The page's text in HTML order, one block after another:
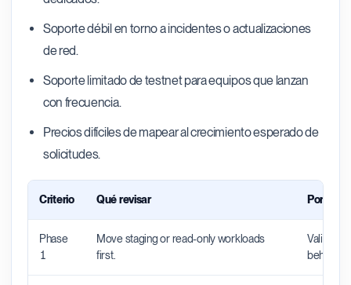
Soporte débil en torno a incidentes o actualizaciones
de red.
Soporte limitado de testnet para equipos que lanzan
con frecuencia.
Precios difíciles de mapear al crecimiento esperado de
solicitudes.
Criterio Qué revisar Por qué
Phase
1
Move staging or read-only workloads
first.
behavior